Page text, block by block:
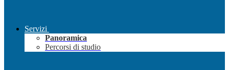
Servizi
Panoramica
Percorsi di studio